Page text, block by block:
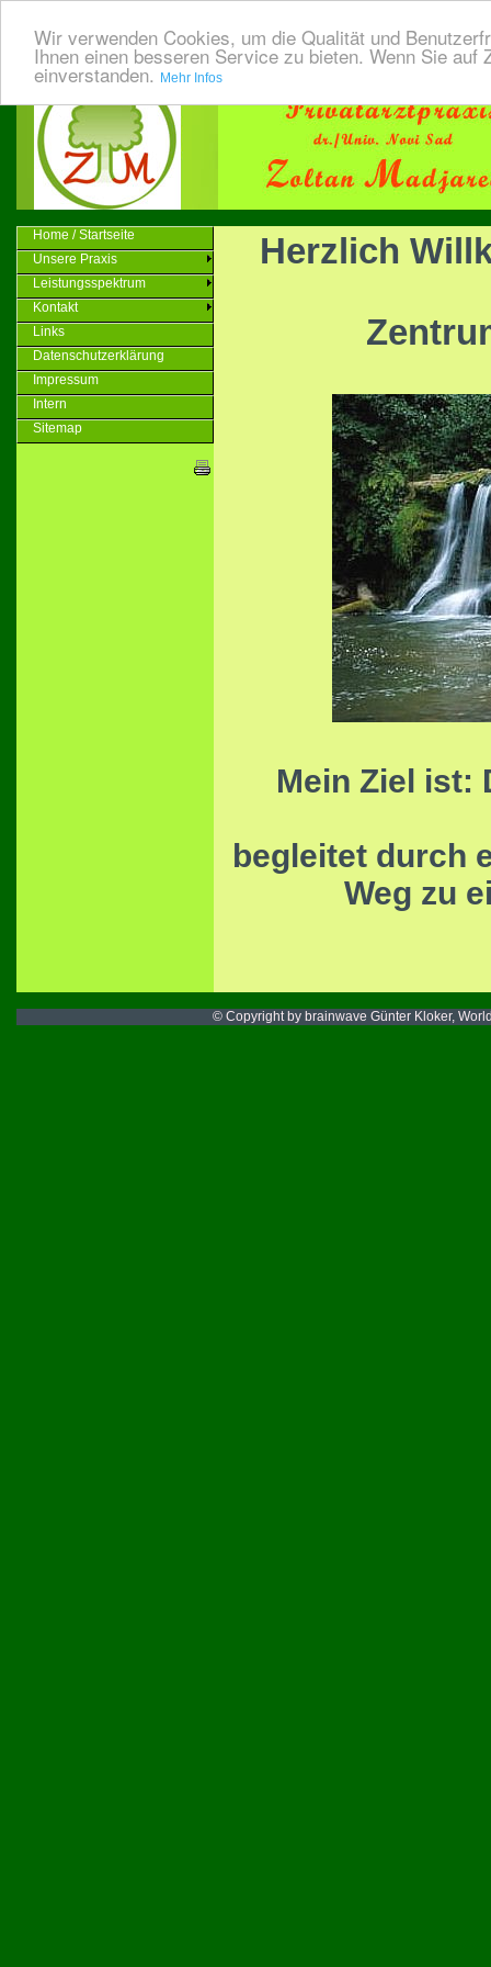
Wir verwenden Cookies, um die Qualität und
Ihnen einen besseren Service zu bieten. Wenn Sie
einverstanden. Mehr Infos
Home / Startseite
Unsere Praxis
Leistungsspektrum
Kontakt
Links
Datenschutzerklärung
Impressum
Intern
Sitemap
Herzlich
Mein Ziel ist:
begleitet durch
Weg zu
© Copyright by brainwave Günter Kloker,